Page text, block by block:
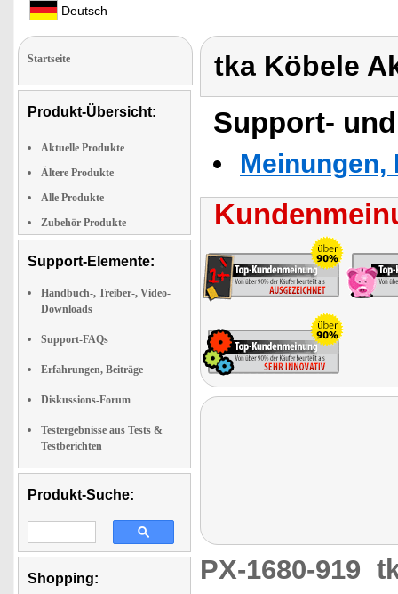
Deutsch
Startseite
Produkt-Übersicht:
Aktuelle Produkte
Ältere Produkte
Alle Produkte
Zubehör Produkte
Support-Elemente:
Handbuch-, Treiber-, Video-
Downloads
Support-FAQs
Erfahrungen, Beiträge
Diskussions-Forum
Testergebnisse aus Tests &
Testberichten
Produkt-Suche:
Shopping:
tka Köbele
Support-
PX-1680-919